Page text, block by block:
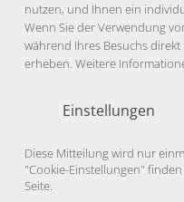
Social Media
instagram Instagram
WhatsApp
nutzen, und Ihnen ein
Wenn Sie der Verwendung
während Ihres Besuchs
erheben. Weitere
Einstellungen
Diese Mitteilung wird nur
"Cookie-Einstellungen"
Seite.